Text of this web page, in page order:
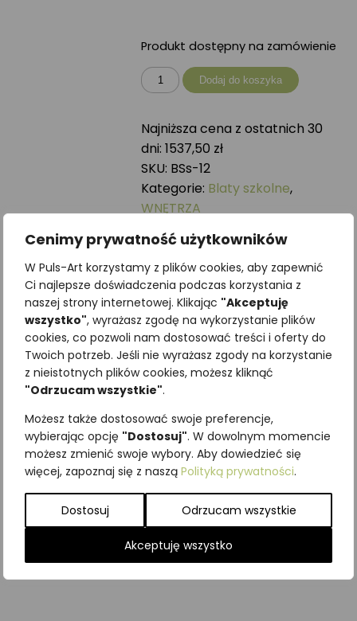
Cenimy prywatność użytkowników
W Puls-Art korzystamy z plików cookies, aby zapewnić
Ci najlepsze doświadczenia podczas korzystania z
naszej strony internetowej. Klikając "Akceptuję
wszystko", wyrażasz zgodę na wykorzystanie plików
cookies, co pozwoli nam dostosować treści i oferty do
Twoich potrzeb. Jeśli nie wyrażasz zgody na korzystanie
z nieistotnych plików cookies, możesz kliknąć
"Odrzucam wszystkie".
Możesz także dostosować swoje preferencje,
wybierając opcję "Dostosuj". W dowolnym momencie
możesz zmienić swoje wybory. Aby dowiedzieć się
więcej, zapoznaj się z naszą Polityką prywatności.
Dostosuj Odrzucam wszystkie
Akceptuję wszystko
Produkt dostępny na zamówienie
ilość
Blat
ROŚLINY
Dodaj do koszyka
Najniższa cena z ostatnich 30
dni: 1537,50 zł
SKU: BSs-12
Kategorie: Blaty szkolne,
WNĘTRZA
Może spodoba się również…
Magnes
ZŁOTOOK
9,96zł z VAT
koszyka